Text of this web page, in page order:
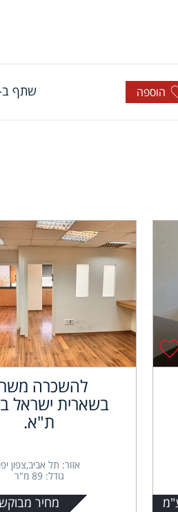
הוספה שתף
להשכרה
בשארית ישראל
ת"א.
אזור: תל אביב,צפון יפו
גודל: 89 מ"ר
מחיר מבוקש 5,500 ₪